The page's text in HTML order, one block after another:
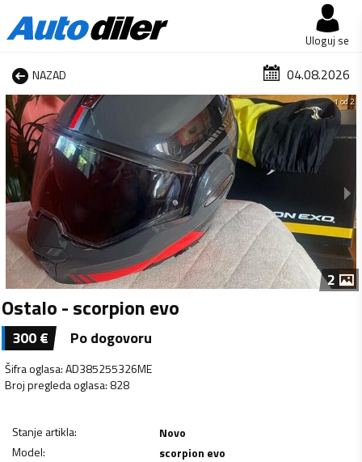
Uloguj se
NAZAD 04.08.2026
1 od 2
2
Ostalo - scorpion evo
300€ Po dogovoru
Šifra oglasa:AD385255326ME
Broj pregleda oglasa: 828
Stanje artikla:
Novo
Model:
scorpion evo